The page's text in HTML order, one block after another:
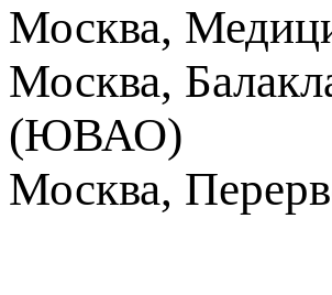
Москва,
Москва,
(ЮВАО)
Москва,